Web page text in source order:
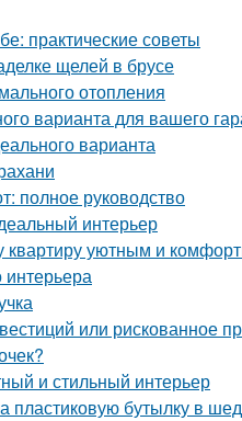
практические советы
щелей в брусе
отопления
варианта для вашего
варианта
полное руководство
интерьер
квартиру уютным и
интерьера
или рискованное
и стильный интерьер
пластиковую бутылку в